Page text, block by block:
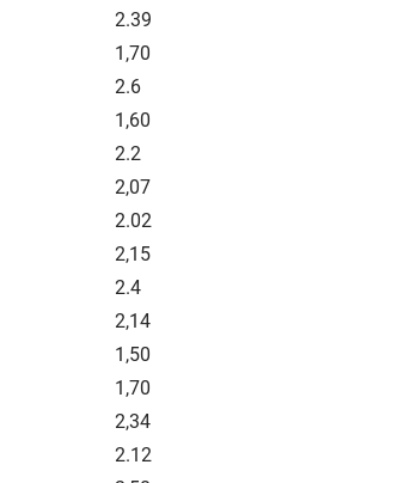
2.39
1,70
2.6
1,60
2.2
2,07
2.02
2,15
2.4
2,14
1,50
1,70
2,34
2.12